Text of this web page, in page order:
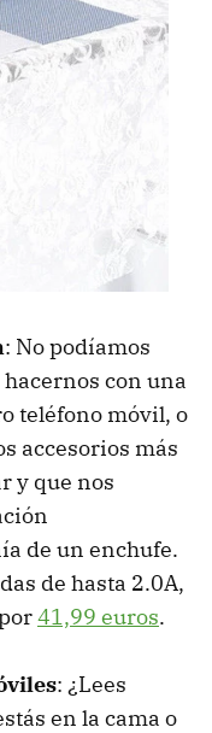
: No podíamos
con una
teléfono móvil, o
accesorios más
y que nos
de un enchufe.
de hasta 2.0A,
41,99 euros.
: ¿Lees
en la cama o